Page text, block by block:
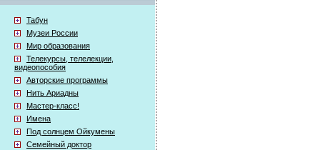
Табун
Музеи России
Мир образования
Телекурсы, телелекции,
видеопособия
Авторские программы
Нить Ариадны
Мастер-класс!
Имена
Под солнцем Ойкумены
Семейный доктор